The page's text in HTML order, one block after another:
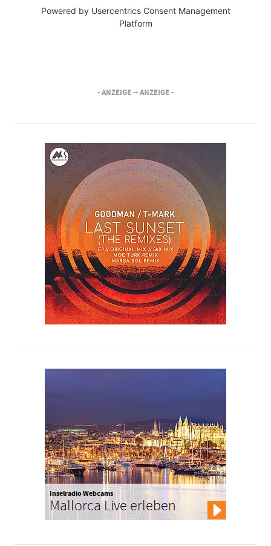
Powered by Usercentrics Consent Management
Platform
- ANZEIGE -- ANZEIGE -
Inselradio Webcams
Mallorca Live erleben